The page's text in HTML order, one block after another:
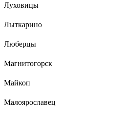
Луховицы
Лыткарино
Люберцы
Магнитогорск
Майкоп
Малоярославец